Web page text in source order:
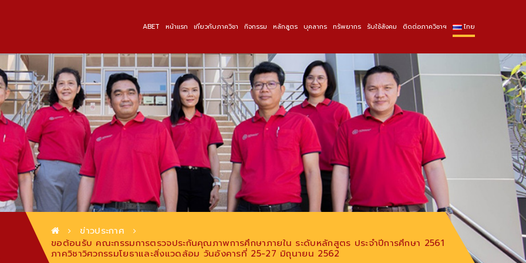
ABET หน้าแรก เกี่ยวกับภาควิชา กิจกรรม หลักสูตร บุคลากร ทรัพยากร รับใช้สังคม ติดต่อภาควิชาฯ ไทย
ข่าวประกาศ
ขอต้อนรับ คณะกรรมการตรวจประกันคุณภาพการศึกษาภายใน ระดับหลักสูตร ประจำปีการศึกษา 2561
ภาควิชาวิศวกรรมโยธาและสิ่งแวดล้อม วันอังคารที่ 25-27 มิถุนายน 2562